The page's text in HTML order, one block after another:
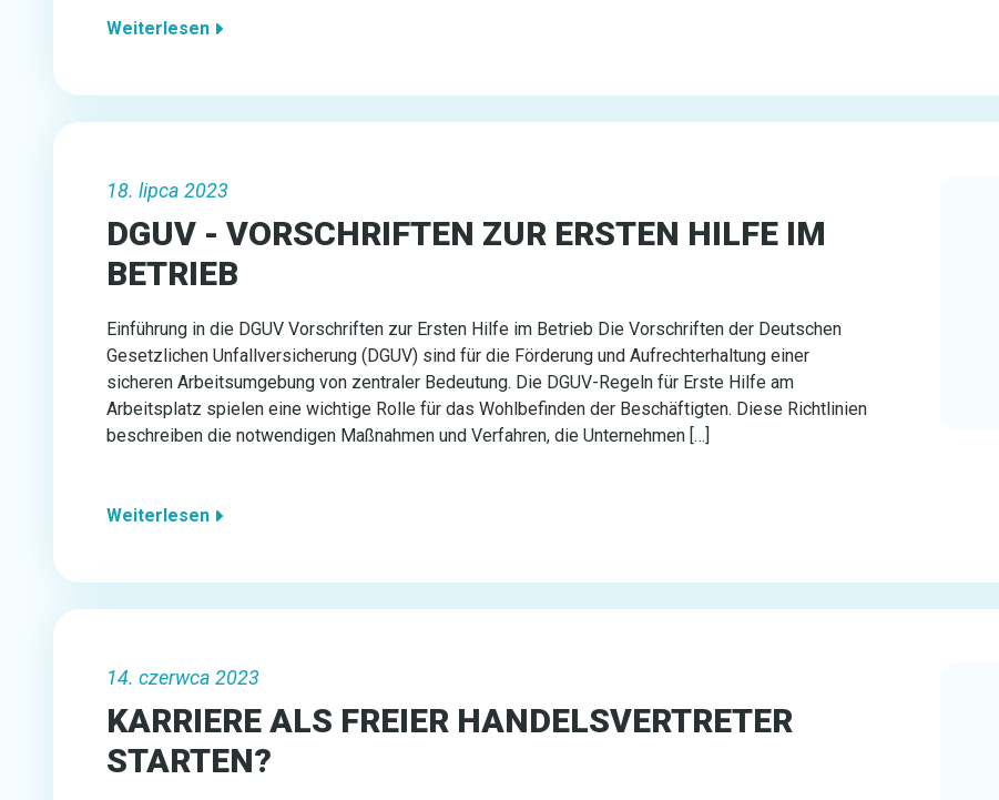
Weiterlesen
18. lipca 2023
DGUV - VORSCHRIFTEN ZUR ERSTEN HILFE IM
BETRIEB
Einführung in die DGUV Vorschriften zur Ersten Hilfe im Betrieb Die Vorschriften der Deutschen
Gesetzlichen Unfallversicherung (DGUV) sind für die Förderung und Aufrechterhaltung einer
sicheren Arbeitsumgebung von zentraler Bedeutung. Die DGUV-Regeln für Erste Hilfe am
Arbeitsplatz spielen eine wichtige Rolle für das Wohlbefinden der Beschäftigten. Diese Richtlinien
beschreiben die notwendigen Maßnahmen und Verfahren, die Unternehmen […]
Weiterlesen
14. czerwca 2023
KARRIERE ALS FREIER HANDELSVERTRETER
STARTEN?